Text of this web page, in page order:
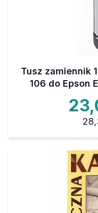
Tusz zamiennik
106 do Epson